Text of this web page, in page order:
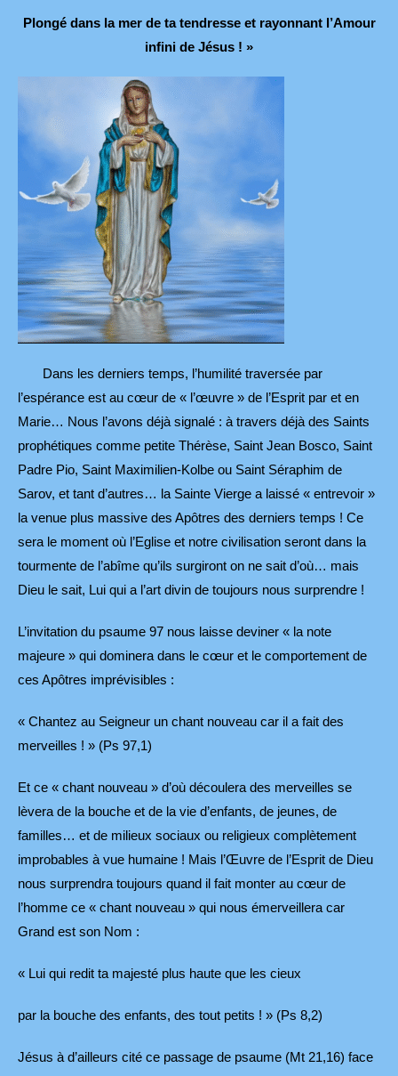
Plongé dans la mer de ta tendresse et rayonnant l’Amour
infini de Jésus ! »
Dans les derniers temps, l’humilité traversée par
l’espérance est au cœur de « l’œuvre » de l’Esprit par et en
Marie… Nous l’avons déjà signalé : à travers déjà des Saints
prophétiques comme petite Thérèse, Saint Jean Bosco, Saint
Padre Pio, Saint Maximilien-Kolbe ou Saint Séraphim de
Sarov, et tant d’autres… la Sainte Vierge a laissé « entrevoir »
la venue plus massive des Apôtres des derniers temps ! Ce
sera le moment où l’Eglise et notre civilisation seront dans la
tourmente de l’abîme qu’ils surgiront on ne sait d’où… mais
Dieu le sait, Lui qui a l’art divin de toujours nous surprendre !
L’invitation du psaume 97 nous laisse deviner « la note
majeure » qui dominera dans le cœur et le comportement de
ces Apôtres imprévisibles :
« Chantez au Seigneur un chant nouveau car il a fait des
merveilles ! » (Ps 97,1)
Et ce « chant nouveau » d’où découlera des merveilles se
lèvera de la bouche et de la vie d’enfants, de jeunes, de
familles… et de milieux sociaux ou religieux complètement
improbables à vue humaine ! Mais l’Œuvre de l’Esprit de Dieu
nous surprendra toujours quand il fait monter au cœur de
l’homme ce « chant nouveau » qui nous émerveillera car
Grand est son Nom :
« Lui qui redit ta majesté plus haute que les cieux
par la bouche des enfants, des tout petits ! » (Ps 8,2)
Jésus à d’ailleurs cité ce passage de psaume (Mt 21,16) face